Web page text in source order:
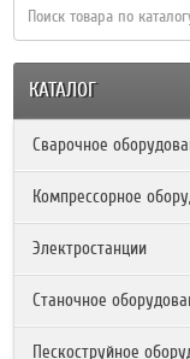
КАТАЛОГ
Сварочное
Компрессорное
Электростанции
Станочное
Пескоструйное